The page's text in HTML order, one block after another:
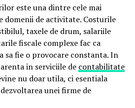
analiza:
fronturilor
a corpurilor
cu spațiul disponibil
este una dintre cele mai
domenii de activitate. Costurile
taxele de drum, salariile
fiscale complexe fac ca
sa fie o provocare constanta. In
in serviciile de contabilitate
nu doar utila, ci esentiala
unei firme de